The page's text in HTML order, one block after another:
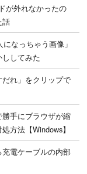
が外れなかったの
話
になっちゃう画像」
してみた
れ」をクリップで
手にブラウザが縮
方法【Windows】
電ケーブルの内部